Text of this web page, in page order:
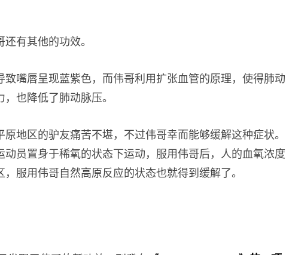
有其他的功效。
致嘴唇呈现蓝紫色，而伟哥利用扩张血管的原理，使得肺动
也降低了肺动脉压。
原地区的驴友痛苦不堪，不过伟哥幸而能够缓解这种症状。
动员置身于稀氧的状态下运动，服用伟哥后，人的血氧浓度
服用伟哥自然高原反应的状态也就得到缓解了。